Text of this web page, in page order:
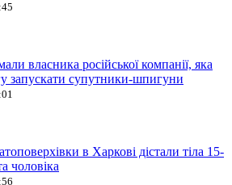
власника російської компанії, яка
запускати супутники-шпигуни
в Харкові дістали тіла 15-
чоловіка